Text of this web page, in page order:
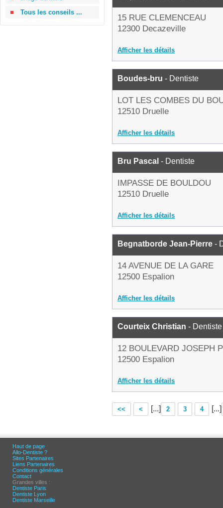
Tous les conseils ...
15 RUE CLEMENCEAU
12300 Decazeville
Afficher les détails
Boudes-bru - Dentiste
LOT LES COMBES DU
12510 Druelle
Afficher les détails
Bru Pascal - Dentiste
IMPASSE DE BOULDOU
12510 Druelle
Afficher les détails
Begnatborde Jean-Pierre -
14 AVENUE DE LA GARE
12500 Espalion
Afficher les détails
Courteix Christian - Dentiste
12 BOULEVARD JOSEPH
12500 Espalion
Afficher les détails
<< < [...] 2 3 4 [...]
Haut de page
Allo-Dentiste ?
Sites Partenaires
Liens Partenaires
Conditions générales
Contact
Grandes villes :
Dentiste Paris
Dentiste Lyon
Dentiste Marseille